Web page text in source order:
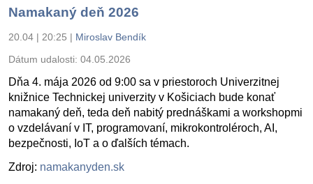
Namakaný deň 2026
20.04 | 20:25 | Miroslav Bendík
Dátum udalosti: 04.05.2026
Dňa 4. mája 2026 od 9:00 sa v priestoroch Univerzitnej
knižnice Technickej univerzity v Košiciach bude konať
namakaný deň, teda deň nabitý prednáškami a workshopmi
o vzdelávaní v IT, programovaní, mikrokontroléroch, AI,
bezpečnosti, IoT a o ďalších témach.
Zdroj: namakanyden.sk